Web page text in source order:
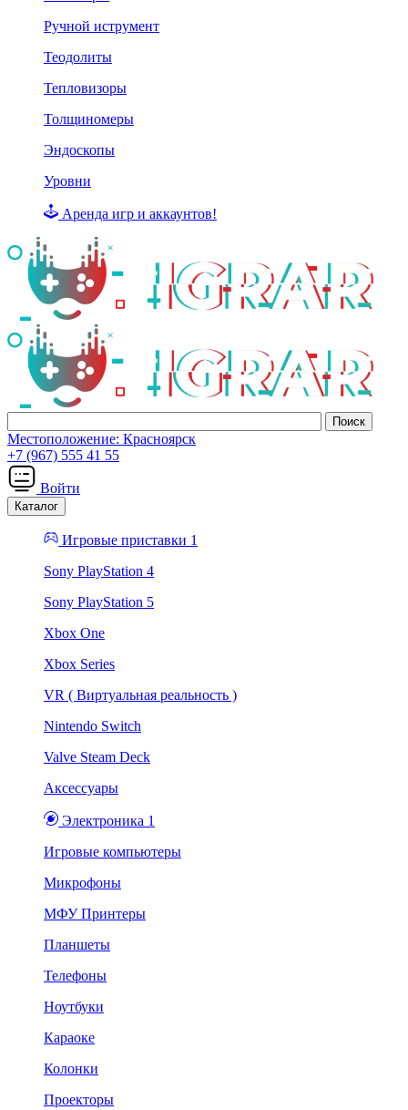
Ручной иструмент
Теодолиты
Тепловизоры
Толщиномеры
Эндоскопы
Уровни
Аренда игр и аккаунтов!
Местоположение: Красноярск
+7 (967) 555 41 55
Войти
Каталог
Игровые приставки 1
Sony PlayStation 4
Sony PlayStation 5
Xbox One
Xbox Series
VR ( Виртуальная реальность )
Nintendo Switch
Valve Steam Deck
Аксессуары
Электроника 1
Игровые компьютеры
Микрофоны
МФУ Принтеры
Планшеты
Телефоны
Ноутбуки
Караоке
Колонки
Проекторы